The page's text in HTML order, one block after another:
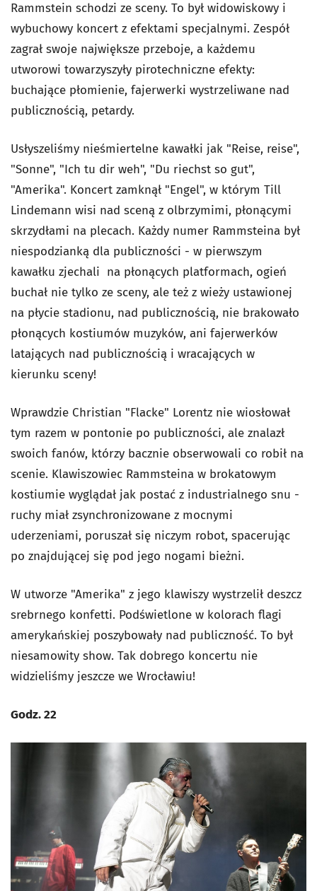
Rammstein schodzi ze sceny. To był widowiskowy i
wybuchowy koncert z efektami specjalnymi. Zespół
zagrał swoje największe przeboje, a każdemu
utworowi towarzyszyły pirotechniczne efekty:
buchające płomienie, fajerwerki wystrzeliwane nad
publicznością, petardy.
Usłyszeliśmy nieśmiertelne kawałki jak "Reise, reise",
"Sonne", "Ich tu dir weh", "Du riechst so gut",
"Amerika". Koncert zamknął "Engel", w którym Till
Lindemann wisi nad sceną z olbrzymimi, płonącymi
skrzydłami na plecach. Każdy numer Rammsteina był
niespodzianką dla publiczności - w pierwszym
kawałku zjechali na płonących platformach, ogień
buchał nie tylko ze sceny, ale też z wieży ustawionej
na płycie stadionu, nad publicznością, nie brakowało
płonących kostiumów muzyków, ani fajerwerków
latających nad publicznością i wracających w
kierunku sceny!
Wprawdzie Christian "Flacke" Lorentz nie wiosłował
tym razem w pontonie po publiczności, ale znalazł
swoich fanów, którzy bacznie obserwowali co robił na
scenie. Klawiszowiec Rammsteina w brokatowym
kostiumie wyglądał jak postać z industrialnego snu -
ruchy miał zsynchronizowane z mocnymi
uderzeniami, poruszał się niczym robot, spacerując
po znajdującej się pod jego nogami bieżni.
W utworze "Amerika" z jego klawiszy wystrzelił deszcz
srebrnego konfetti. Podświetlone w kolorach flagi
amerykańskiej poszybowały nad publiczność. To był
niesamowity show. Tak dobrego koncertu nie
widzieliśmy jeszcze we Wrocławiu!
Godz. 22